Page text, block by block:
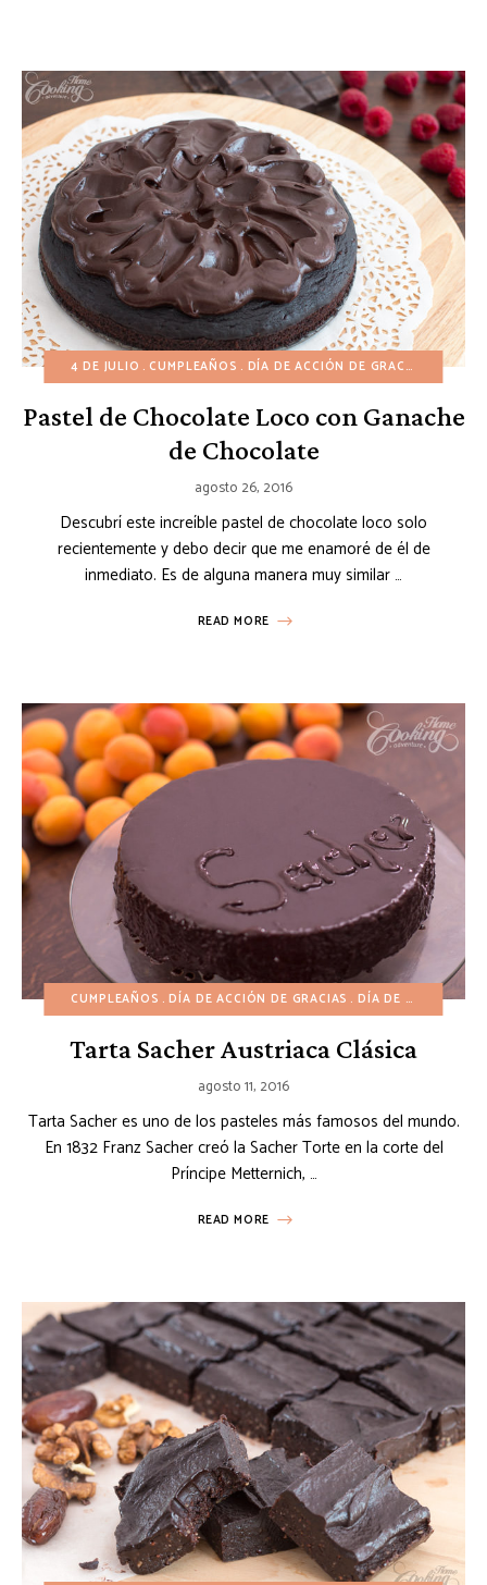
4 DE JULIO CUMPLEAÑOS DÍA DE ACCIÓN DE GRACIAS DÍA
Pastel de Chocolate Loco con Ganache
de Chocolate
agosto 26, 2016
Descubrí este increíble pastel de chocolate loco solo
recientemente y debo decir que me enamoré de él de
inmediato. Es de alguna manera muy similar …
READ MORE
CUMPLEAÑOS DÍA DE ACCIÓN DE GRACIAS DÍA DE SAN VALENTÍN
Tarta Sacher Austriaca Clásica
agosto 11, 2016
Tarta Sacher es uno de los pasteles más famosos del mundo.
En 1832 Franz Sacher creó la Sacher Torte en la corte del
Príncipe Metternich, …
READ MORE